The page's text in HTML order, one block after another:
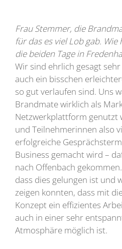
Frau Stemmer, die
für das es viel Lob gab.
die beiden Tage in
Wir sind ehrlich gesagt
auch ein bisschen
so gut verlaufen sind. Uns
Brandmate wirklich als
Netzwerkplattform genutzt
und Teilnehmerinnen also
erfolgreiche
Business gemacht wird –
nach Offenbach
dass dies gelungen ist und
zeigen konnten, dass mit
Konzept ein effizientes
auch in einer sehr
Atmosphäre möglich ist.